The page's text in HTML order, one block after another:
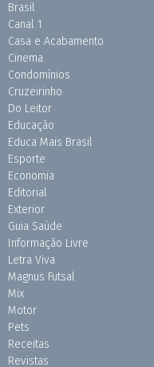
Brasil
Canal 1
Casa e Acabamento
Cinema
Condomínios
Cruzeirinho
Do Leitor
Educação
Educa Mais Brasil
Esporte
Economia
Editorial
Exterior
Guia Saúde
Informação Livre
Letra Viva
Magnus Futsal
Mix
Motor
Pets
Receitas
Revistas